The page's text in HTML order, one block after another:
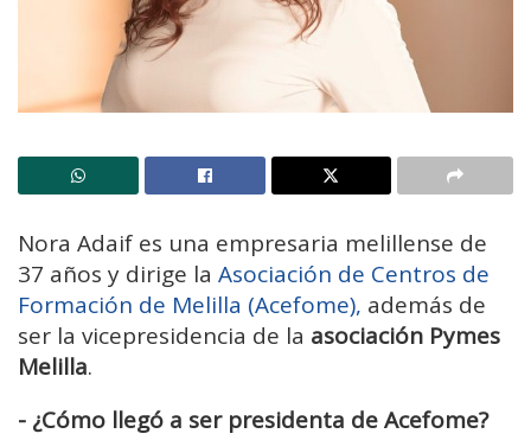
Nora Adaif es una empresaria melillense de
37 años y dirige la Asociación de Centros de
Formación de Melilla (Acefome), además de
ser la vicepresidencia de la asociación Pymes
Melilla.
- ¿Cómo llegó a ser presidenta de Acefome?